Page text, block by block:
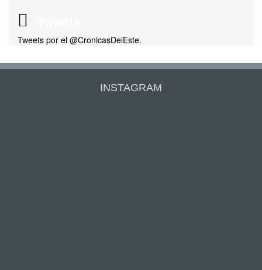
Tweets por el @CronicasDelEste.
INSTAGRAM